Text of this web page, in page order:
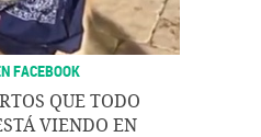
FACEBOOK
QUE TODO
VIENDO EN